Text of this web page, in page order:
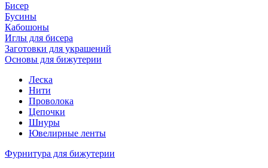
Бисер
Бусины
Кабошоны
Иглы для бисера
Заготовки для украшений
Основы для бижутерии
Леска
Нити
Проволока
Цепочки
Шнуры
Ювелирные ленты
Фурнитура для бижутерии